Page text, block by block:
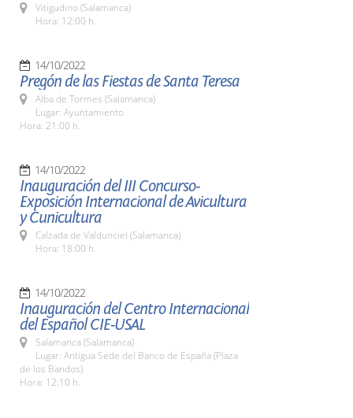
Vitigudino (Salamanca)
Hora: 12:00 h.
14/10/2022
Pregón de las Fiestas de Santa Teresa
Alba de Tormes (Salamanca)
Lugar: Ayuntamiento
Hora: 21:00 h.
14/10/2022
Inauguración del III Concurso-
Exposición Internacional de Avicultura
y Cunicultura
Calzada de Valdunciel (Salamanca)
Hora: 18:00 h.
14/10/2022
Inauguración del Centro Internacional
del Español CIE-USAL
Salamanca (Salamanca)
Lugar: Antigua Sede del Banco de España (Plaza
de los Bandos)
Hora: 12:10 h.